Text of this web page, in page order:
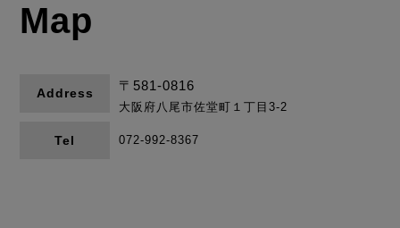
Map
Address 〒581-0816
大阪府八尾市佐堂町１丁目3-2
Tel 072-992-8367